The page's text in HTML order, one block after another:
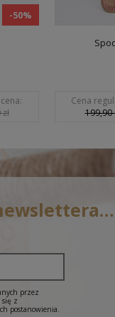
-50%
Cena
199,90
przez
się z
postanowienia.